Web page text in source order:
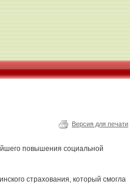
Версия для печати
повышения социальной
страхования, который смогла